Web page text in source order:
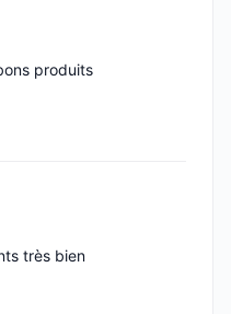
produits
très bien